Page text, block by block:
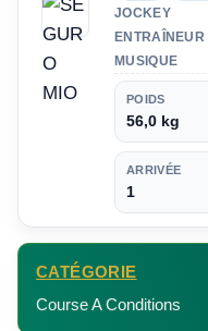
JOCKEY
ENTRAÎNEUR
MUSIQUE
POIDS
56,0 kg
ARRIVÉE
1
CATÉGORIE
Course A Conditions